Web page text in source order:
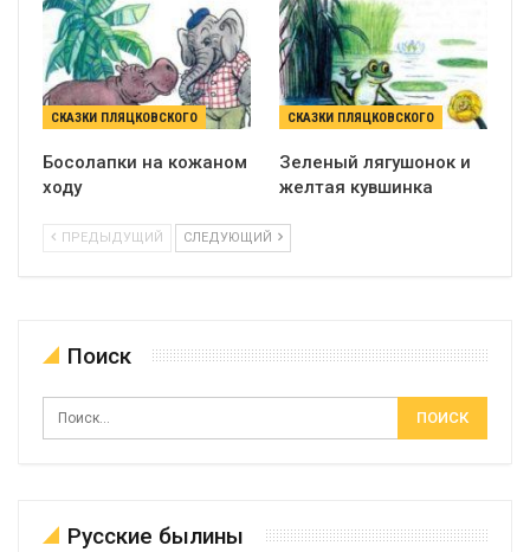
СКАЗКИ ПЛЯЦКОВСКОГО
Босолапки на кожаном
ходу
СКАЗКИ ПЛЯЦКОВСКОГО
Зеленый лягушонок и
желтая кувшинка
ПРЕДЫДУЩИЙ СЛЕДУЮЩИЙ
Поиск
Русские былины